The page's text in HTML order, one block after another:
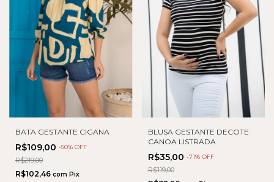
BATA GESTANTE CIGANA
R$109,00 -50% OFF
R$219,00
R$102,46 com Pix
BLUSA GESTANTE DECOTE
CANOA LISTRADA
R$35,00 -71% OFF
R$119,00